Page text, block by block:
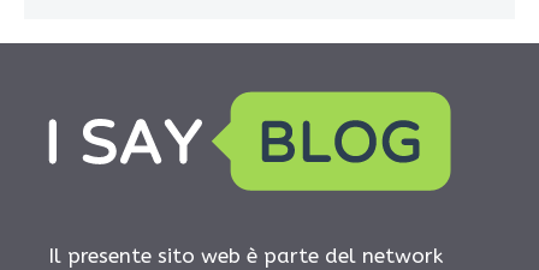
Il presente sito web è parte del network